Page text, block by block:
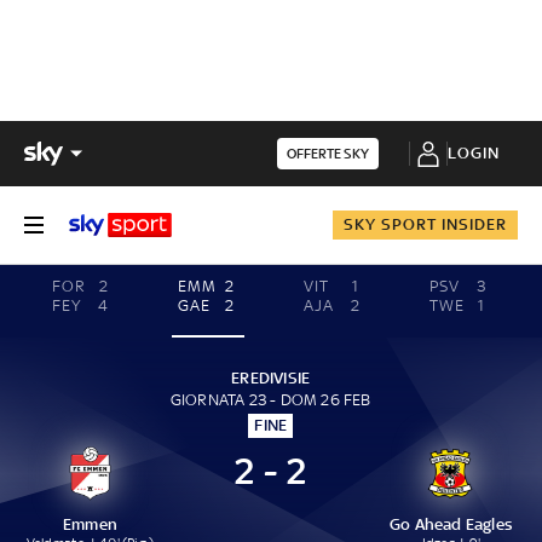
OFFERTE SKY LOGIN
SKY SPORT INSIDER
FOR
2
FEY
4
EMM 2
GAE
2
VIT
1
AJA
2
PSV
3
TWE
1
EREDIVISIE
GIORNATA 23 - DOM 26 FEB
FINE
Emmen
2 - 2
Go Ahead Eagles